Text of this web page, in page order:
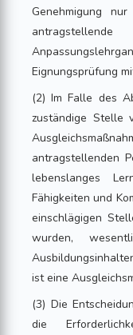
Genehmigung
Eignungsprüfung
(2) Im Falle des
zuständige Stelle
antragstellenden
lebenslanges
Fähigkeiten und
einschlägigen
wurden,
ist eine
(3) Die
die